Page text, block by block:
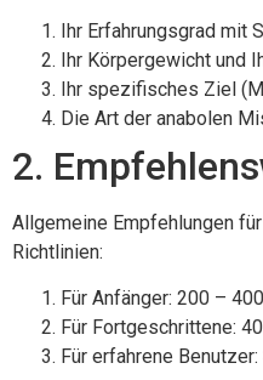
Ihr Erfahrungsgrad mit
Ihr Körpergewicht und
Ihr spezifisches Ziel
Die Art der anabolen
2.
Allgemeine Empfehlungen
Richtlinien:
Für Anfänger: 200 –
Für Fortgeschrittene:
Für erfahrene